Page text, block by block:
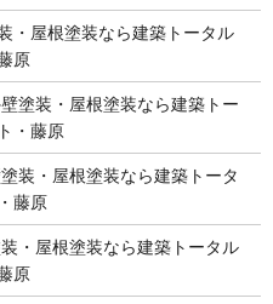
・屋根塗装なら建築トータル
原
塗装・屋根塗装なら建築トー
・藤原
装・屋根塗装なら建築トータ
藤原
・屋根塗装なら建築トータル
原